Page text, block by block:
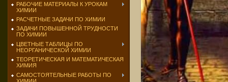
РАБОЧИЕ МАТЕРИАЛЫ К УРОКАМ
ХИМИИ
РАСЧЕТНЫЕ ЗАДАЧИ ПО ХИМИИ
ЗАДАЧИ ПОВЫШЕННОЙ ТРУДНОСТИ
ПО ХИМИИ
ЦВЕТНЫЕ ТАБЛИЦЫ ПО
НЕОРГАНИЧЕСКОЙ ХИМИИ
ТЕОРЕТИЧЕСКАЯ И МАТЕМАТИЧЕСКАЯ
ХИМИЯ
САМОСТОЯТЕЛЬНЫЕ РАБОТЫ ПО
ХИМИИ